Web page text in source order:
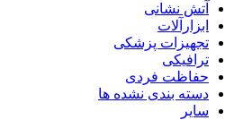
آتش نشانی
ابزارآلات
تجهیزات پزشکی
ترافیکی
حفاظت فردی
دسته بندی نشده ها
سایر